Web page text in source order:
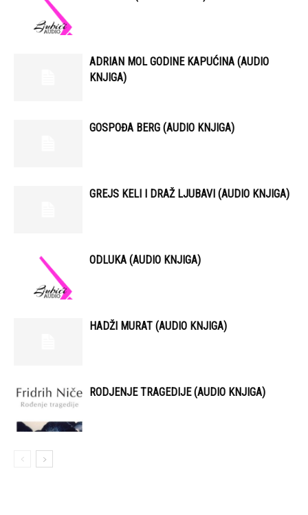
ADRIAN MOL GODINE KAPUĆINA (AUDIO
KNJIGA)
GOSPOĐA BERG (AUDIO KNJIGA)
GREJS KELI I DRAŽ LJUBAVI (AUDIO KNJIGA)
ODLUKA (AUDIO KNJIGA)
HADŽI MURAT (AUDIO KNJIGA)
RODJENJE TRAGEDIJE (AUDIO KNJIGA)